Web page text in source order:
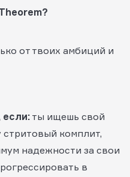
от твоих амбиций и
если: ты ищешь свой
комплит,
надежности за свои
в